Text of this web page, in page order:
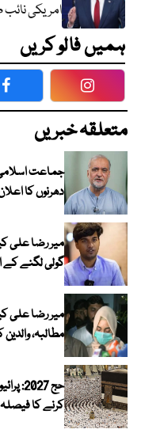
امریکی
ہمیں فالو کریں
Facebook
متعلقہ خبریں
دھرنوں کا
میر رضا علی
گولی لگنے کے
میر رضا علی
مطالبہ،
حج
کرنے کا فیصلہ